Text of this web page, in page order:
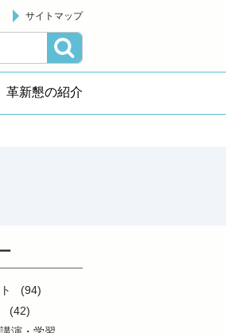
サイトマップ
革新懇の紹介
(94)
(42)